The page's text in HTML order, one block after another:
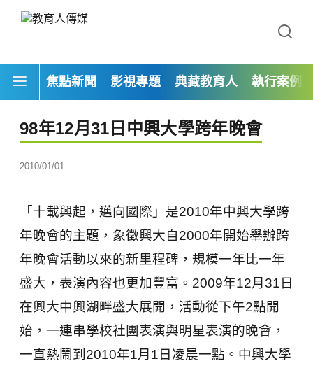
焦點新聞 影視專題 典藏教育人 執行案例
98年12月31日中興大學跨年晚會
2010/01/01
「十載興起，邁向國際」是2010年中興大學跨
年晚會的主題，象徵興大自2000年開始舉辦跨
年晚會活動以來的新里程碑，規模一年比一年
盛大，表演內容也更加豐富。2009年12月31日
在興大中興湖畔盛大展開，活動從下午2點開
始，一連串學校社團表演與明星表演的晚會，
一直熱鬧到2010年1月1日凌晨一點。中興大學